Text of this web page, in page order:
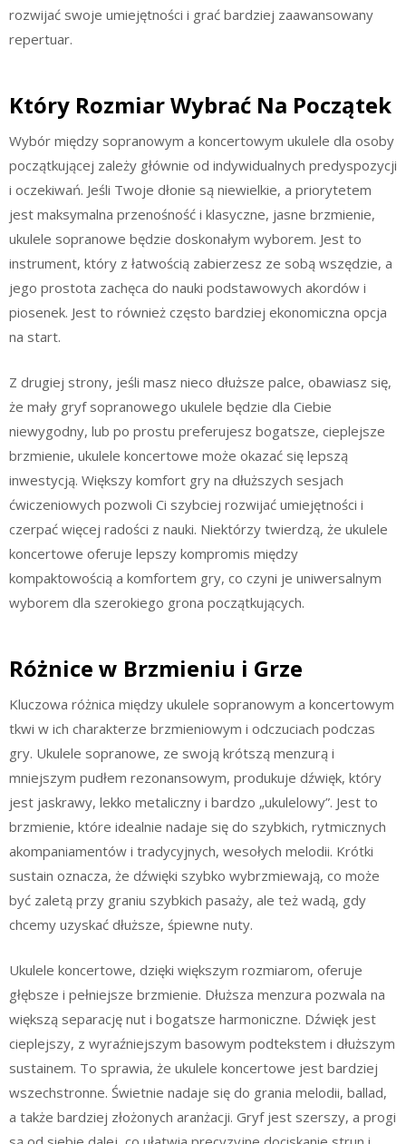
rozwijać swoje umiejętności i grać bardziej zaawansowany
repertuar.
Który Rozmiar Wybrać Na Początek
Wybór między sopranowym a koncertowym ukulele dla osoby
początkującej zależy głównie od indywidualnych predyspozycji
i oczekiwań. Jeśli Twoje dłonie są niewielkie, a priorytetem
jest maksymalna przenośność i klasyczne, jasne brzmienie,
ukulele sopranowe będzie doskonałym wyborem. Jest to
instrument, który z łatwością zabierzesz ze sobą wszędzie, a
jego prostota zachęca do nauki podstawowych akordów i
piosenek. Jest to również często bardziej ekonomiczna opcja
na start.
Z drugiej strony, jeśli masz nieco dłuższe palce, obawiasz się,
że mały gryf sopranowego ukulele będzie dla Ciebie
niewygodny, lub po prostu preferujesz bogatsze, cieplejsze
brzmienie, ukulele koncertowe może okazać się lepszą
inwestycją. Większy komfort gry na dłuższych sesjach
ćwiczeniowych pozwoli Ci szybciej rozwijać umiejętności i
czerpać więcej radości z nauki. Niektórzy twierdzą, że ukulele
koncertowe oferuje lepszy kompromis między
kompaktowością a komfortem gry, co czyni je uniwersalnym
wyborem dla szerokiego grona początkujących.
Różnice w Brzmieniu i Grze
Kluczowa różnica między ukulele sopranowym a koncertowym
tkwi w ich charakterze brzmieniowym i odczuciach podczas
gry. Ukulele sopranowe, ze swoją krótszą menzurą i
mniejszym pudłem rezonansowym, produkuje dźwięk, który
jest jaskrawy, lekko metaliczny i bardzo „ukulelowy”. Jest to
brzmienie, które idealnie nadaje się do szybkich, rytmicznych
akompaniamentów i tradycyjnych, wesołych melodii. Krótki
sustain oznacza, że dźwięki szybko wybrzmiewają, co może
być zaletą przy graniu szybkich pasaży, ale też wadą, gdy
chcemy uzyskać dłuższe, śpiewne nuty.
Ukulele koncertowe, dzięki większym rozmiarom, oferuje
głębsze i pełniejsze brzmienie. Dłuższa menzura pozwala na
większą separację nut i bogatsze harmoniczne. Dźwięk jest
cieplejszy, z wyraźniejszym basowym podtekstem i dłuższym
sustainem. To sprawia, że ukulele koncertowe jest bardziej
wszechstronne. Świetnie nadaje się do grania melodii, ballad,
a także bardziej złożonych aranżacji. Gryf jest szerszy, a progi